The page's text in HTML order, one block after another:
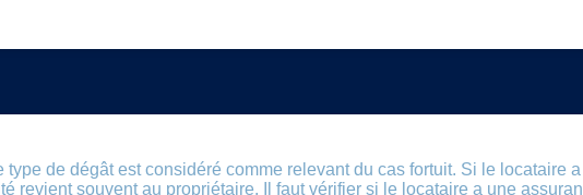
de dégât est considéré comme relevant du cas fortuit. Si le locataire
revient souvent au propriétaire. Il faut vérifier si le locataire a une